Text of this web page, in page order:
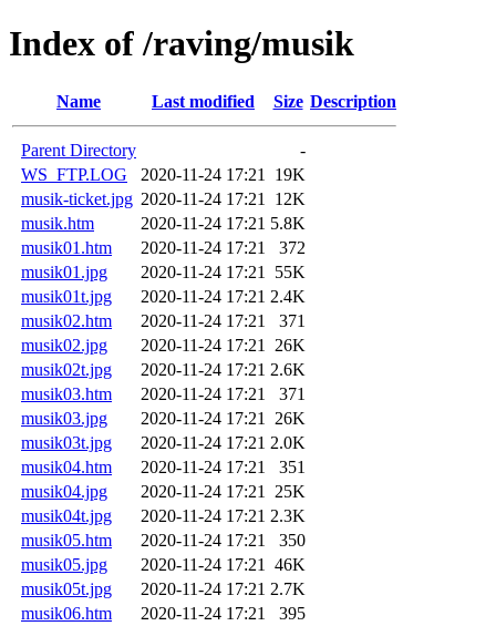
Index of /raving/musik
Name Last modified Size Description
Parent Directory
-
WS_FTP.LOG
2020-11-24 17:21
19K
musik-ticket.jpg 2020-11-24 17:21
12K
musik.htm
2020-11-24 17:21 5.8K
musik01.htm
2020-11-24 17:21
372
musik01.jpg
2020-11-24 17:21
55K
musik01t.jpg
2020-11-24 17:21 2.4K
musik02.htm
2020-11-24 17:21
371
musik02.jpg
2020-11-24 17:21
26K
musik02t.jpg
2020-11-24 17:21 2.6K
musik03.htm
2020-11-24 17:21
371
musik03.jpg
2020-11-24 17:21
26K
musik03t.jpg
2020-11-24 17:21 2.0K
musik04.htm
2020-11-24 17:21
351
musik04.jpg
2020-11-24 17:21
25K
musik04t.jpg
2020-11-24 17:21 2.3K
musik05.htm
2020-11-24 17:21
350
musik05.jpg
2020-11-24 17:21
46K
musik05t.jpg
2020-11-24 17:21 2.7K
musik06.htm
2020-11-24 17:21
395